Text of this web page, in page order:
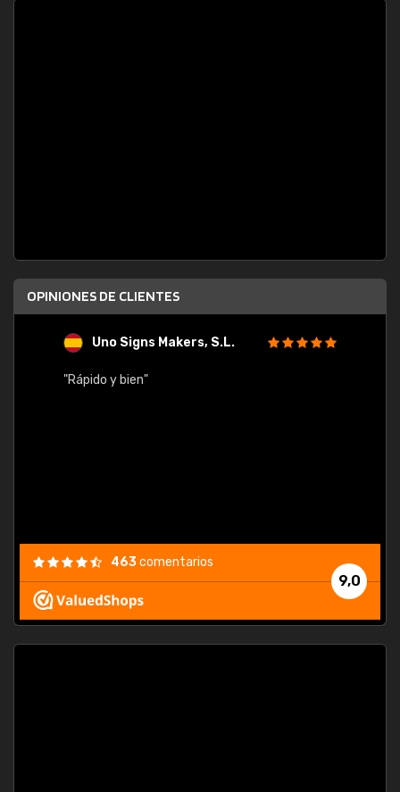
OPINIONES DE CLIENTES
Uno Signs Makers, S.L.
"Rápido y bien"
9,0
463comentarios